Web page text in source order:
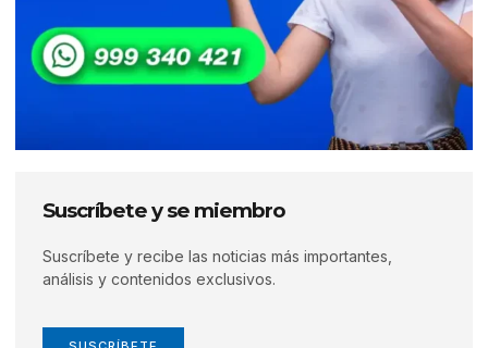
Suscríbete y se miembro
Suscríbete y recibe las noticias más importantes,
análisis y contenidos exclusivos.